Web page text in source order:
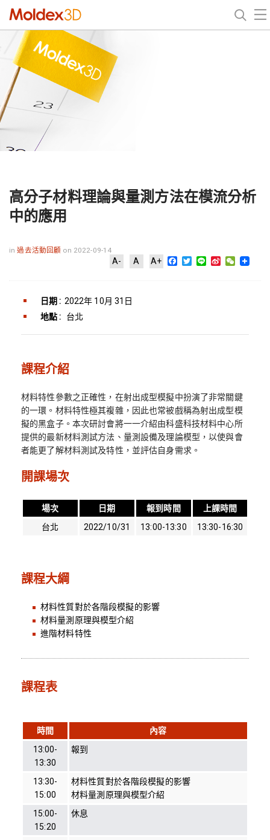
高分子材料理論與量測方法在模流分析
中的應用
in過去活動回顧 on 2022-09-14
A- A A+ Facebook
Twitter
Line Sina WeChat
日期 : 2022年 10月 31日
地點 :
台北
課程介紹
材料特性參數之正確性，在射出成型模擬中扮演了非常關鍵
的一環。材料特性極其複雜，因此也常被戲稱為射出成型模
擬的黑盒子。本次研討會將一一介紹由科盛科技材料中心所
提供的最新材料測試方法、量測設備及理論模型，以使與會
者能更了解材料測試及特性，並評估自身需求。
開課場次
場次 日期 報到時間
上課時間
台北
2022/10/31 13:00-13:30 13:30-16:30
課程大綱
材料性質對於各階段模擬的影響
材料量測原理與模型介紹
進階材料特性
課程表
時間
內容
13:00-
13:30
報到
13:30-
15:00
材料性質對於各階段模擬的影響
材料量測原理與模型介紹
15:00-
15:20
休息